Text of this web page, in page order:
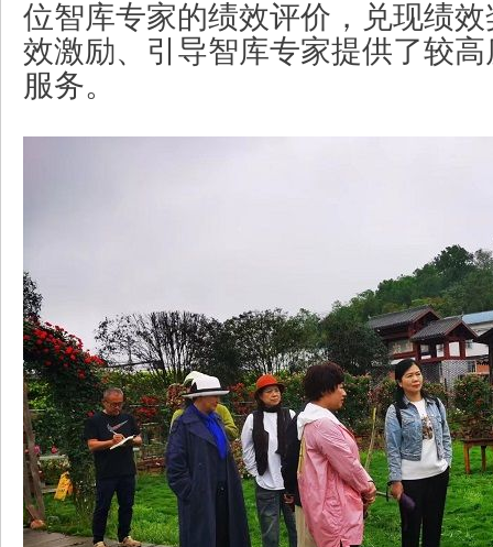
位智库专家的绩效评价，兑现绩
效激励、引导智库专家提供了较
服务。